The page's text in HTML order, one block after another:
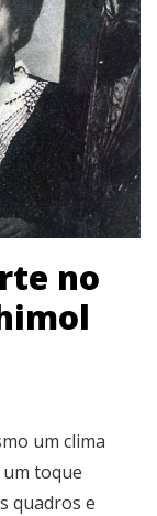
no
um clima
toque
quadros e